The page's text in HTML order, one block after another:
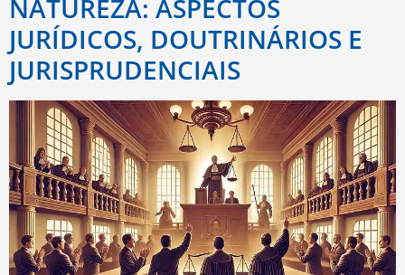
NATUREZA: ASPECTOS
JURÍDICOS, DOUTRINÁRIOS E
JURISPRUDENCIAIS